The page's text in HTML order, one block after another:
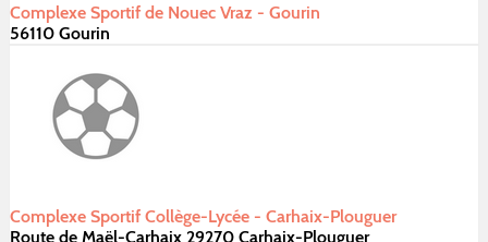
Complexe Sportif de Nouec Vraz - Gourin
56110 Gourin
Complexe Sportif Collège-Lycée - Carhaix-Plouguer
Route de Maël-Carhaix 29270 Carhaix-Plouguer